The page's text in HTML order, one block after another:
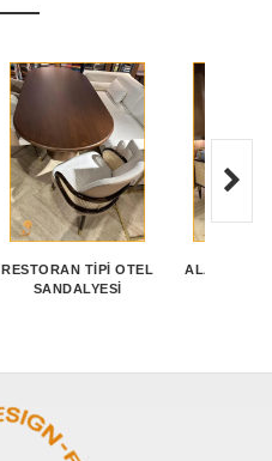
RESTORAN TIPI OTEL
SANDALYESI
ALAÇATI